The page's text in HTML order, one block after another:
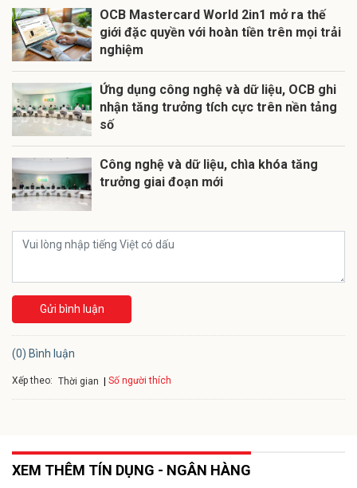
OCB Mastercard World 2in1 mở ra thế
giới đặc quyền với hoàn tiền trên mọi trải
nghiệm
Ứng dụng công nghệ và dữ liệu, OCB ghi
nhận tăng trưởng tích cực trên nền tảng
số
Công nghệ và dữ liệu, chìa khóa tăng
trưởng giai đoạn mới
Gửi bình luận
(0) Bình luận
Xếp theo: Thời gian Số người thích
XEM THÊM TÍN DỤNG - NGÂN HÀNG